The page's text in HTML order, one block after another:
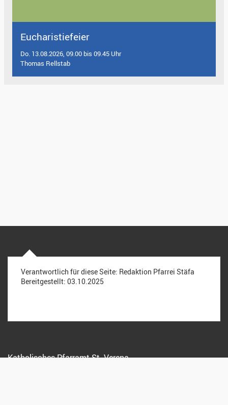
Eucharistiefeier
Do. 13.08.2026, 09.00 bis 09.45 Uhr
Thomas Rellstab
Katholisches Pfarramt St. Verena
Verantwortlich für diese Seite: Redaktion Pfarrei Stäfa
Bereitgestellt: 03.10.2025